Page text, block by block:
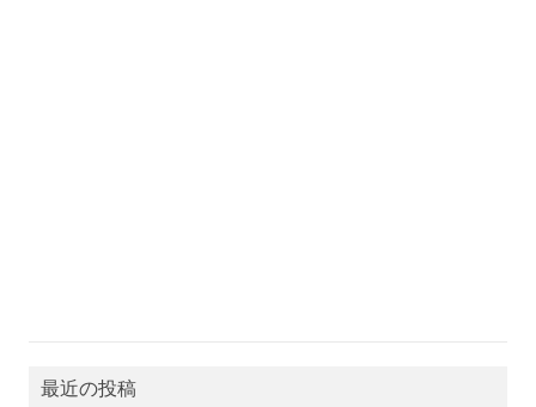
最近の投稿